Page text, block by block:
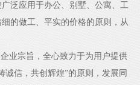
泛应用于办公、别墅、公寓、工
的做工、平实的价格的原则，从
业宗旨，全心致力于为用户提供
诚信，共创辉煌”的原则，发展同